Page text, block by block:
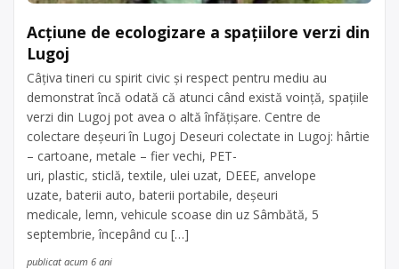
Acțiune de ecologizare a spațiilore verzi din
Lugoj
Câțiva tineri cu spirit civic și respect pentru mediu au
demonstrat încă odată că atunci când există voință, spațiile
verzi din Lugoj pot avea o altă înfățișare. Centre de
colectare deşeuri în Lugoj Deseuri colectate in Lugoj: hârtie
– cartoane, metale – fier vechi, PET-
uri, plastic, sticlă, textile, ulei uzat, DEEE, anvelope
uzate, baterii auto, baterii portabile, deșeuri
medicale, lemn, vehicule scoase din uz Sâmbătă, 5
septembrie, începând cu […]
publicat acum 6 ani